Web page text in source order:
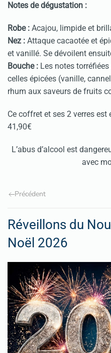
Notes de dégustation :
Robe : Acajou, limpide et
Nez : Attaque cacaotée et
et vanillé. Se dévoilent
Bouche : Les notes
celles épicées (vanille,
rhum aux saveurs de fruits
Ce coffret et ses 2 verres
41,90€
L’abus d’alcool est
avec
Précédent
Réveillons du
Noël 2026